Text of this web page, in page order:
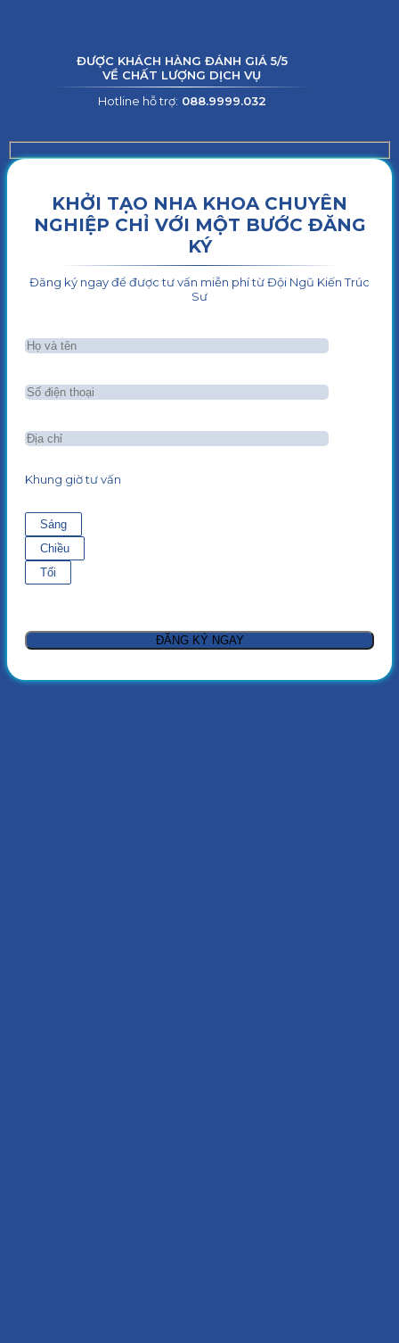
ĐƯỢC KHÁCH HÀNG ĐÁNH GIÁ 5/5
VỀ CHẤT LƯỢNG DỊCH VỤ
Hotline hỗ trợ: 088.9999.032
KHỞI TẠO NHA KHOA CHUYÊN
NGHIỆP CHỈ VỚI MỘT BƯỚC ĐĂNG
KÝ
Đăng ký ngay để được tư vấn miễn phí từ Đội Ngũ Kiến Trúc
Sư
Khung giờ tư vấn
Sáng
Chiều
Tối